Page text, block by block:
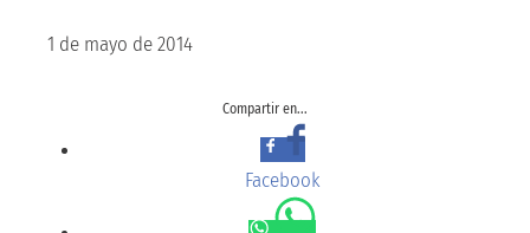
1 de mayo de 2014
Compartir en...
Facebook